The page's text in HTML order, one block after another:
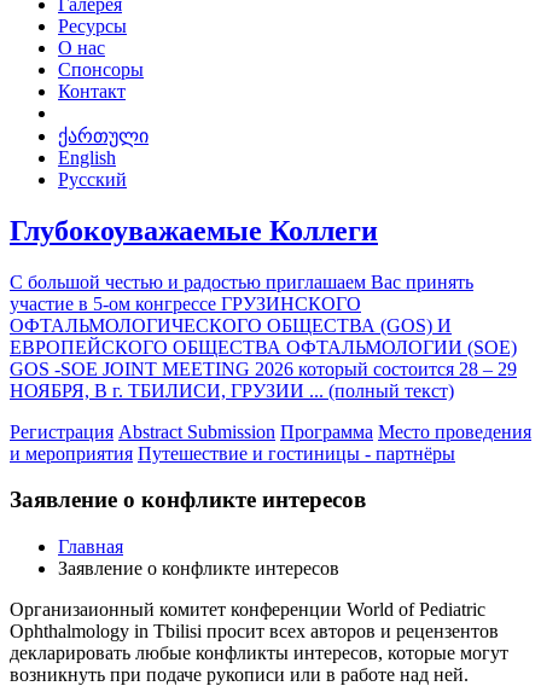
Ресурсы
О нас
Спонсоры
Контакт
ქართული
English
Русский
Глубокоуважаемые Коллеги
С большой честью и радостью приглашаем Вас принять
участие в 5-ом конгрессе ГРУЗИНСКОГО
ОФТАЛЬМОЛОГИЧЕСКОГО ОБЩЕСТВА (GOS) И
ЕВРОПЕЙСКОГО ОБЩЕСТВА ОФТАЛЬМОЛОГИИ (SOE)
GOS -SOE JOINT MEETING 2026 который состоится 28 – 29
НОЯБРЯ, В г. ТБИЛИСИ, ГРУЗИИ ... (полный текст)
Регистрация Abstract Submission Программа Место проведения
и мероприятия Путешествие и гостиницы - партнёры
Заявление о конфликте интересов
Главная
Заявление о конфликте интересов
Организаионный комитет конференции World of Pediatric
Ophthalmology in Tbilisi просит всех авторов и рецензентов
декларировать любые конфликты интересов, которые могут
возникнуть при подаче рукописи или в работе над ней.